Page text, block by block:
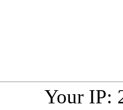
Your IP: